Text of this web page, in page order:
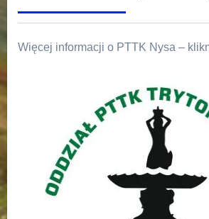
Więcej informacji o PTTK Nysa –